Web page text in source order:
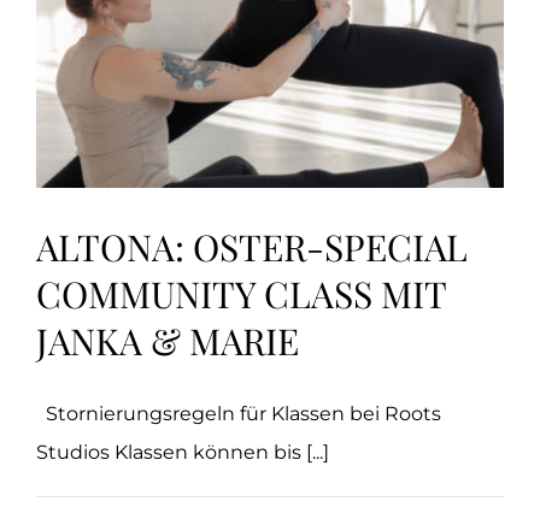
ALTONA: OSTER-SPECIAL
COMMUNITY CLASS MIT
JANKA & MARIE
Stornierungsregeln für Klassen bei Roots
Studios Klassen können bis [...]